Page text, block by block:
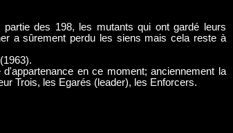
partie des 198, les mutants qui ont gardé leurs
a sûrement perdu les siens mais cela reste à
en ce moment; anciennement la
Trois, les Egarés (leader), les Enforcers.